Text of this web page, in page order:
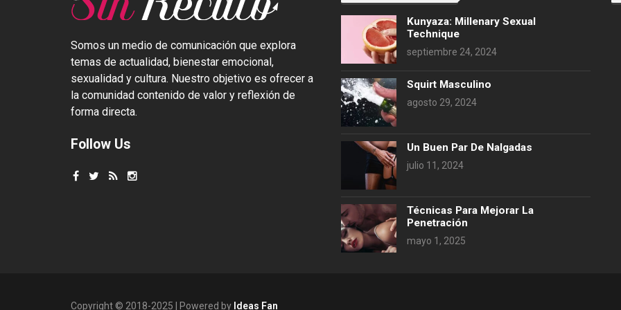
Somos un medio de comunicación que explora
temas de actualidad, bienestar emocional,
sexualidad y cultura. Nuestro objetivo es ofrecer a
la comunidad contenido de valor y reflexión de
forma directa.
Follow Us
Kunyaza: Millenary Sexual
Technique
septiembre 24, 2024
Squirt Masculino
agosto 29, 2024
Un Buen Par De Nalgadas
julio 11, 2024
Técnicas Para Mejorar La
Penetración
mayo 1, 2025
Copyright © 2018-2025 | Powered by Ideas Fan